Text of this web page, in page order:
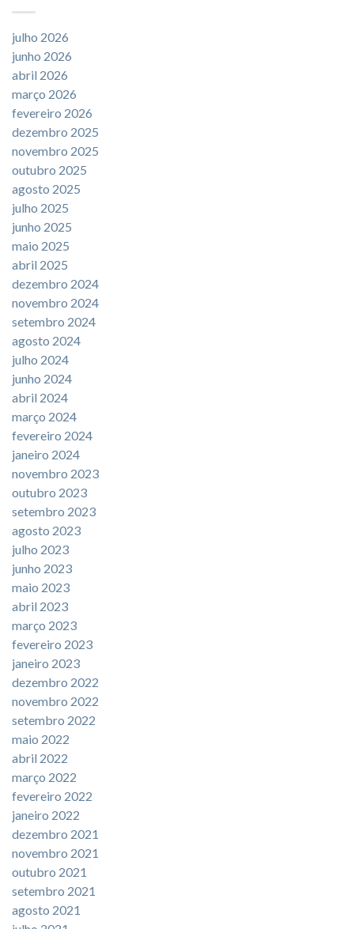
julho 2026
junho 2026
abril 2026
março 2026
fevereiro 2026
dezembro 2025
novembro 2025
outubro 2025
agosto 2025
julho 2025
junho 2025
maio 2025
abril 2025
dezembro 2024
novembro 2024
setembro 2024
agosto 2024
julho 2024
junho 2024
abril 2024
março 2024
fevereiro 2024
janeiro 2024
novembro 2023
outubro 2023
setembro 2023
agosto 2023
julho 2023
junho 2023
maio 2023
abril 2023
março 2023
fevereiro 2023
janeiro 2023
dezembro 2022
novembro 2022
setembro 2022
maio 2022
abril 2022
março 2022
fevereiro 2022
janeiro 2022
dezembro 2021
novembro 2021
outubro 2021
setembro 2021
agosto 2021